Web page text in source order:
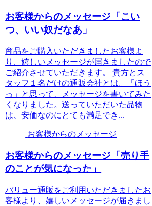
お客様からのメッセージ「こい
つ、いい奴だなあ」
商品をご購入いただきましたお客様よ
り、嬉しいメッセージが届きましたので
ご紹介させていただきます。 貴方とス
タッフ１名だけの通販会社とは。「ほう
っ」と思って、メッセージを書いてみた
くなりました。送っていただいた品物
は、安価なのにとても満足でき...
お客様からのメッセージ
お客様からのメッセージ「売り手
のことが気になった」
バリュー通販をご利用いただきましたお
客様より、嬉しいメッセージが届きまし